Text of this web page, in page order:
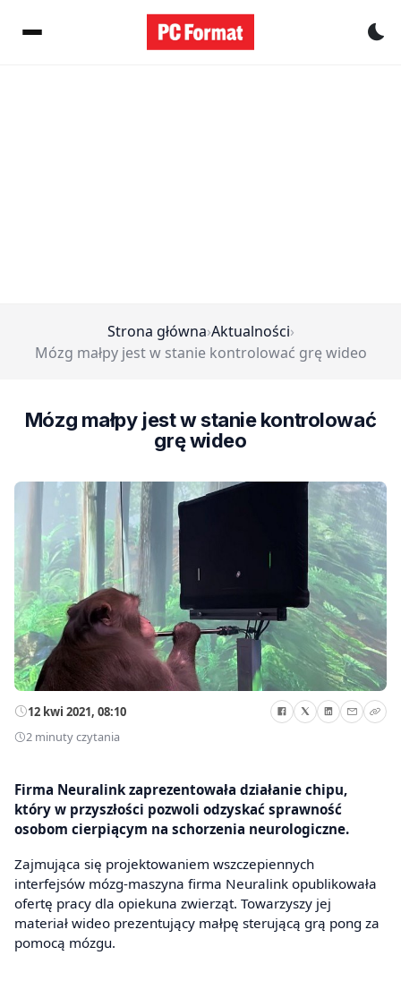
Strona główna›Aktualności›
Mózg małpy jest w stanie kontrolować grę wideo
Mózg małpy jest w stanie kontrolować
grę wideo
12 kwi 2021, 08:10
2 minuty czytania
Firma Neuralink zaprezentowała działanie chipu,
który w przyszłości pozwoli odzyskać sprawność
osobom cierpiącym na schorzenia neurologiczne.
Zajmująca się projektowaniem wszczepiennych
interfejsów mózg-maszyna firma Neuralink opublikowała
ofertę pracy dla opiekuna zwierząt. Towarzyszy jej
materiał wideo prezentujący małpę sterującą grą pong za
pomocą mózgu.